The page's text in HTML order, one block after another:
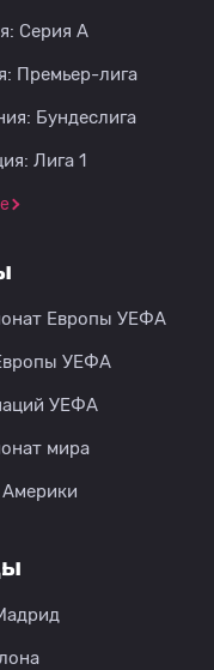
Серия А
Премьер-лига
Бундеслига
Лига 1
Европы УЕФА
УЕФА
УЕФА
мира